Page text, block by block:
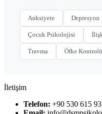
Anksiyete Depresyon
Çocuk Psikolojisi
Travma Öfke Kontrolü
İletişim
Telefon: +90 530 615